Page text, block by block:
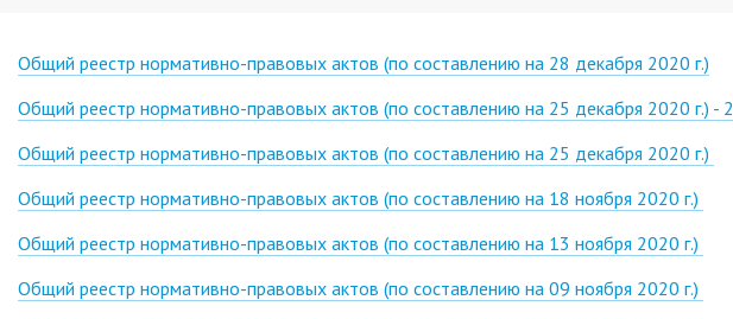
Общий реестр нормативно-правовых актов (по составлению на 28 декабря 2020 г.)
Общий реестр нормативно-правовых актов (по составлению на 25 декабря 2020 г.) - 2
Общий реестр нормативно-правовых актов (по составлению на 25 декабря 2020 г.)
Общий реестр нормативно-правовых актов (по составлению на 18 ноября 2020 г.)
Общий реестр нормативно-правовых актов (по составлению на 13 ноября 2020 г.)
Общий реестр нормативно-правовых актов (по составлению на 09 ноября 2020 г.)